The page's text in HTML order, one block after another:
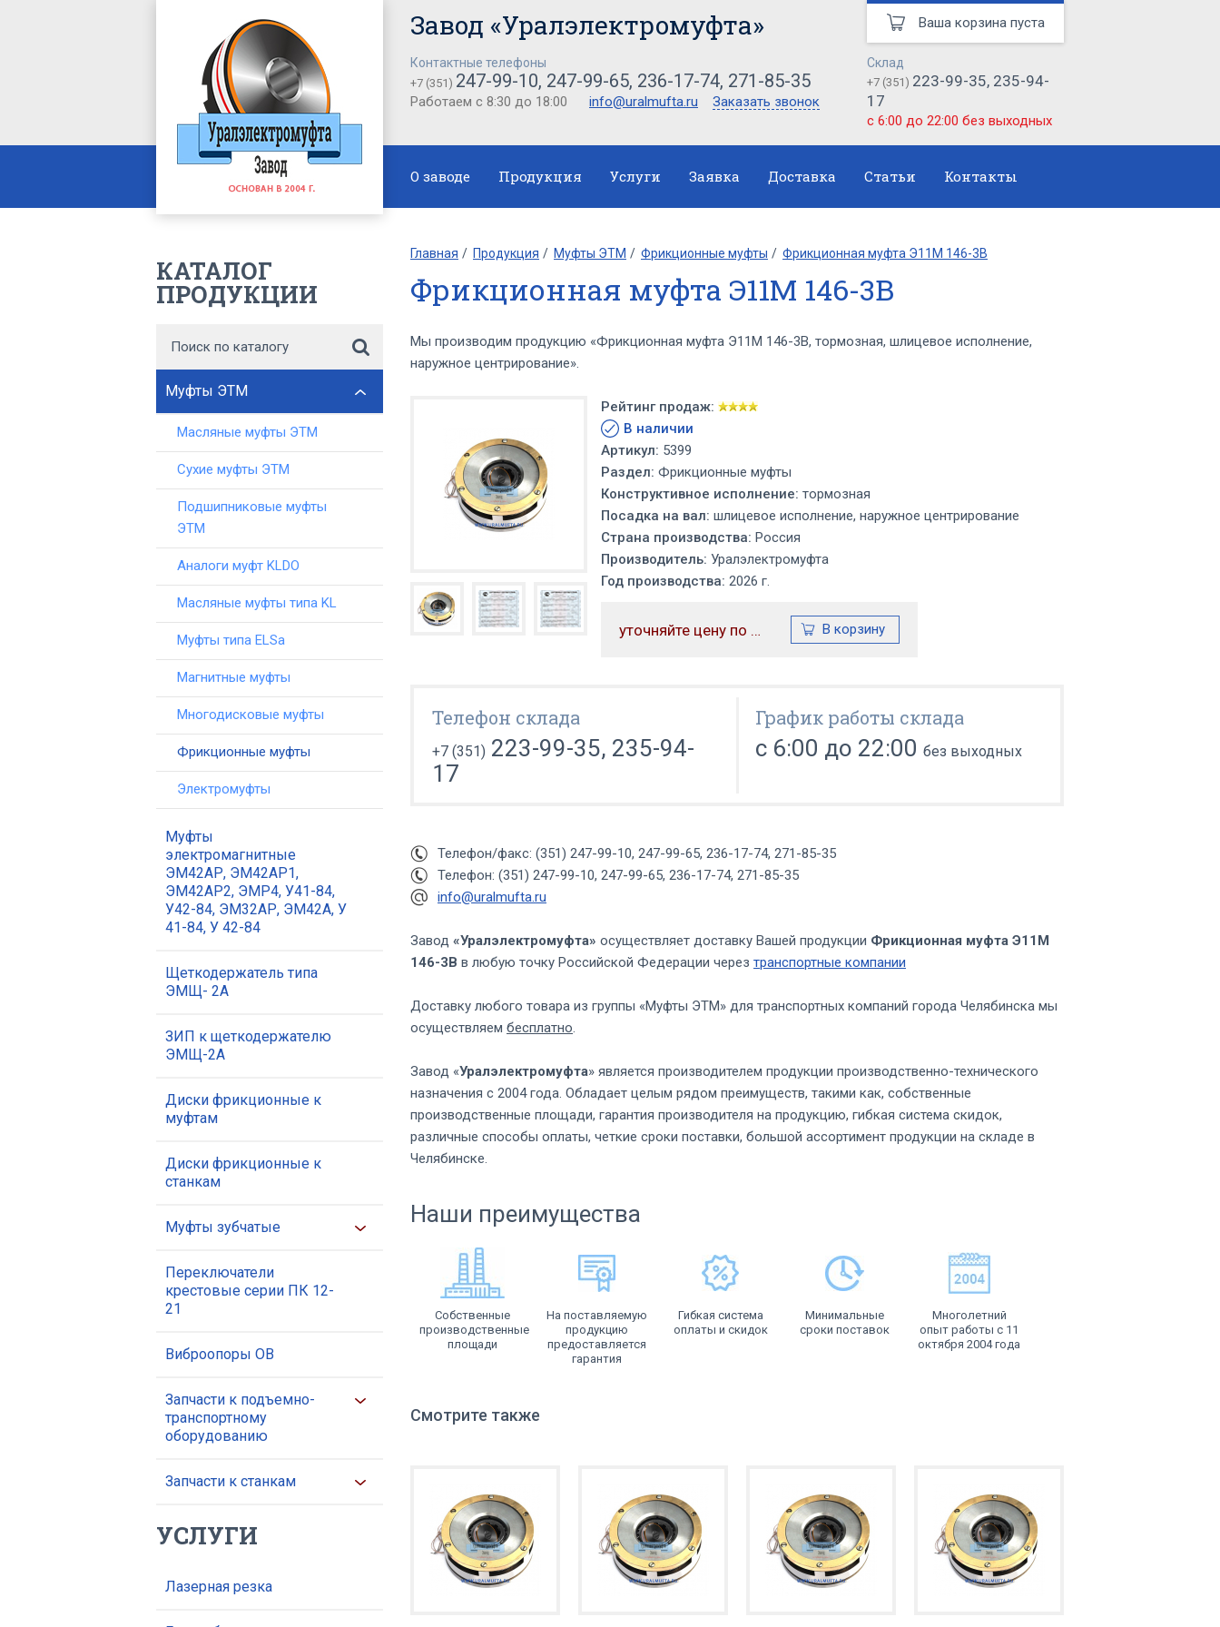
Завод «Уралэлектромуфта»
Контактные телефоны
+7 (351) 247-99-10, 247-99-65, 236-17-74, 271-85-35
Работаем с 8:30 до 18:00 info@uralmufta.ru Заказать звонок
Склад
+7 (351) 223-99-35, 235-94-
17
с 6:00 до 22:00 без выходных
Ваша корзина пуста
О заводе Продукция Услуги Заявка Доставка Статьи Контакты
КАТАЛОГ
ПРОДУКЦИИ
Муфты ЭТМ
Масляные муфты ЭТМ
Сухие муфты ЭТМ
Подшипниковые муфты
ЭТМ
Аналоги муфт KLDO
Масляные муфты типа KL
Муфты типа ELSa
Магнитные муфты
Многодисковые муфты
Фрикционные муфты
Электромуфты
Муфты
электромагнитные
ЭМ42АР, ЭМ42АР1,
ЭМ42АР2, ЭМР4, У41-84,
У42-84, ЭМ32АР, ЭМ42А, У
41-84, У 42-84
Щеткодержатель типа
ЭМЩ- 2А
ЗИП к щеткодержателю
ЭМЩ-2А
Диски фрикционные к
муфтам
Диски фрикционные к
станкам
Муфты зубчатые
Переключатели
крестовые серии ПК 12-
21
Виброопоры ОВ
Запчасти к подъемно-
транспортному
оборудованию
Запчасти к станкам
УСЛУГИ
Лазерная резка
Главная Продукция Муфты ЭТМ Фрикционные муфты Фрикционная муфта Э11М 146-3В
Фрикционная муфта Э11М 146-3В
Мы производим продукцию «Фрикционная муфта Э11М 146-3В, тормозная, шлицевое исполнение,
наружное центрирование».
Рейтинг продаж:
В наличии
Артикул: 5399
Раздел: Фрикционные муфты
Конструктивное исполнение: тормозная
Посадка на вал: шлицевое исполнение, наружное центрирование
Страна производства: Россия
Производитель: Уралэлектромуфта
Год производства: 2026 г.
уточняйте цену по телефону
Телефон склада
+7 (351) 223-99-35, 235-94-
17
График работы склада
с 6:00 до 22:00 без выходных
Телефон/факс: (351) 247-99-10, 247-99-65, 236-17-74, 271-85-35
Телефон: (351) 247-99-10, 247-99-65, 236-17-74, 271-85-35
info@uralmufta.ru
Завод «Уралэлектромуфта» осуществляет доставку Вашей продукции Фрикционная муфта Э11М
146-3В в любую точку Российской Федерации через транспортные компании
Доставку любого товара из группы «Муфты ЭТМ» для транспортных компаний города Челябинска мы
осуществляем бесплатно.
Завод «Уралэлектромуфта» является производителем продукции производственно-технического
назначения с 2004 года. Обладает целым рядом преимуществ, такими как, собственные
производственные площади, гарантия производителя на продукцию, гибкая система скидок,
различные способы оплаты, четкие сроки поставки, большой ассортимент продукции на складе в
Челябинске.
Наши преимущества
Собственные
производственные
площади
На поставляемую
продукцию
предоставляется
гарантия
Гибкая система
оплаты и скидок
Минимальные
сроки поставок
Многолетний
опыт работы с 11
октября 2004 года
Смотрите также